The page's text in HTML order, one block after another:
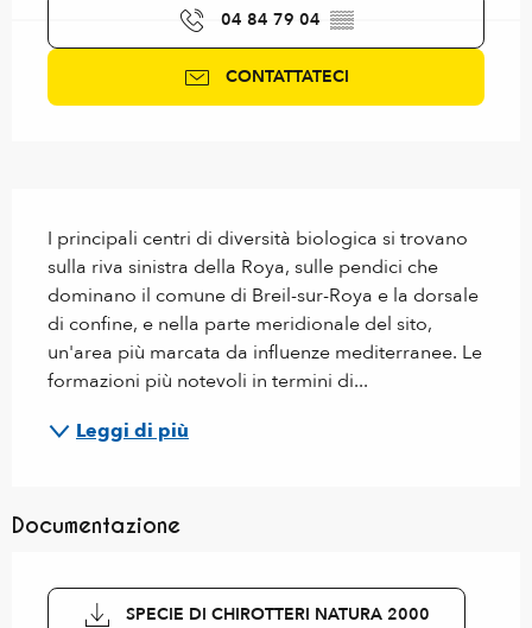
04 84 79 04 ▒▒
CONTATTATECI
I principali centri di diversità biologica si trovano
sulla riva sinistra della Roya, sulle pendici che
dominano il comune di Breil-sur-Roya e la dorsale
di confine, e nella parte meridionale del sito,
un'area più marcata da influenze mediterranee. Le
formazioni più notevoli in termini di...
Leggi di più
Documentazione
SPECIE DI CHIROTTERI NATURA 2000